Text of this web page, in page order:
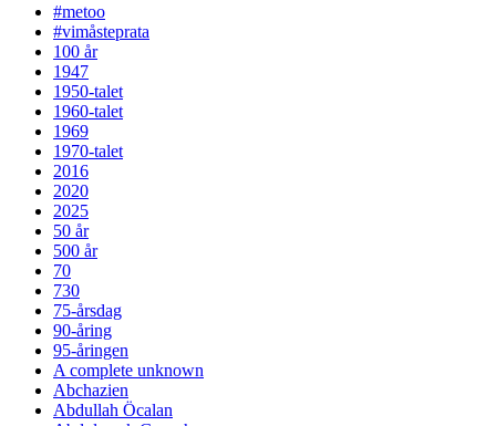
#metoo
#vimåsteprata
100 år
1947
1950-talet
1960-talet
1969
1970-talet
2016
2020
2025
50 år
500 år
70
730
75-årsdag
90-åring
95-åringen
A complete unknown
Abchazien
Abdullah Öcalan